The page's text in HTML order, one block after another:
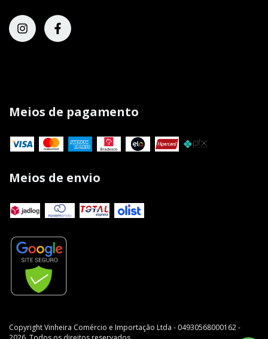
Meios de pagamento
Meios de envio
Copyright Vinheira Comércio e Importação Ltda - 04930568000162 -